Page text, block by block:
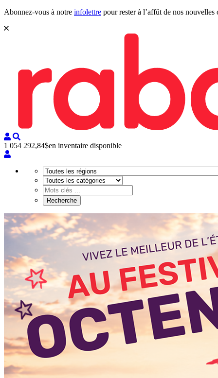
Abonnez-vous à notre infolettre pour rester à l’affût de nos nouvelles
1 054 292,84$en inventaire disponible